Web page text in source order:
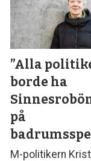
”Alla
borde ha
på
M-politikern